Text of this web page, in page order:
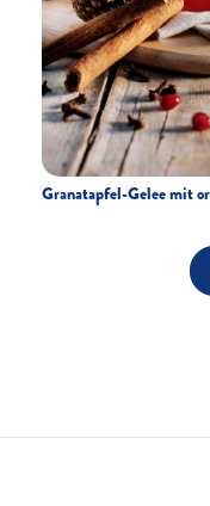
Granatapfel-Gelee mit